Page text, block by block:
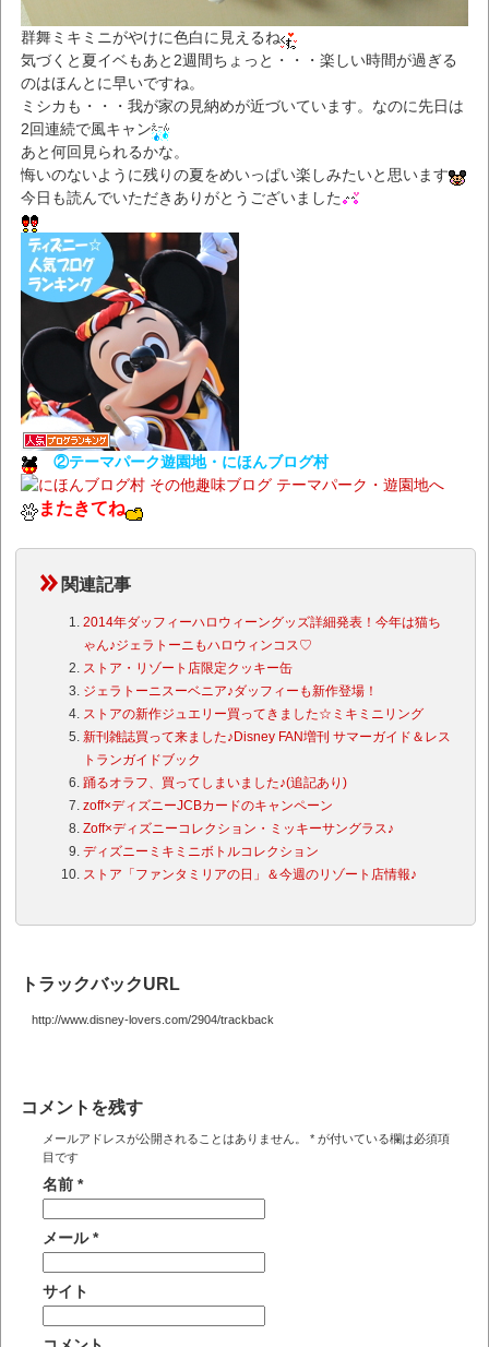
群舞ミキミニがやけに色白に見えるね
気づくと夏イベもあと2週間ちょっと・・・楽しい時間が過ぎる
のはほんとに早いですね。
ミシカも・・・我が家の見納めが近づいています。なのに先日は
2回連続で風キャン
あと何回見られるかな。
悔いのないように残りの夏をめいっぱい楽しみたいと思います
今日も読んでいただきありがとうございました
②テーマパーク遊園地・にほんブログ村
またきてね
関連記事
2014年ダッフィーハロウィーングッズ詳細発表！今年は猫ち
ゃん♪ジェラトーニもハロウィンコス♡
ストア・リゾート店限定クッキー缶
ジェラトーニスーベニア♪ダッフィーも新作登場！
ストアの新作ジュエリー買ってきました☆ミキミニリング
新刊雑誌買って来ました♪Disney FAN増刊 サマーガイド＆レス
トランガイドブック
踊るオラフ、買ってしまいました♪(追記あり)
zoff×ディズニーJCBカードのキャンペーン
Zoff×ディズニーコレクション・ミッキーサングラス♪
ディズニーミキミニボトルコレクション
ストア「ファンタミリアの日」＆今週のリゾート店情報♪
トラックバックURL
http://www.disney-lovers.com/2904/trackback
コメントを残す
メールアドレスが公開されることはありません。 * が付いている欄は必須項
目です
名前*
メール*
サイト